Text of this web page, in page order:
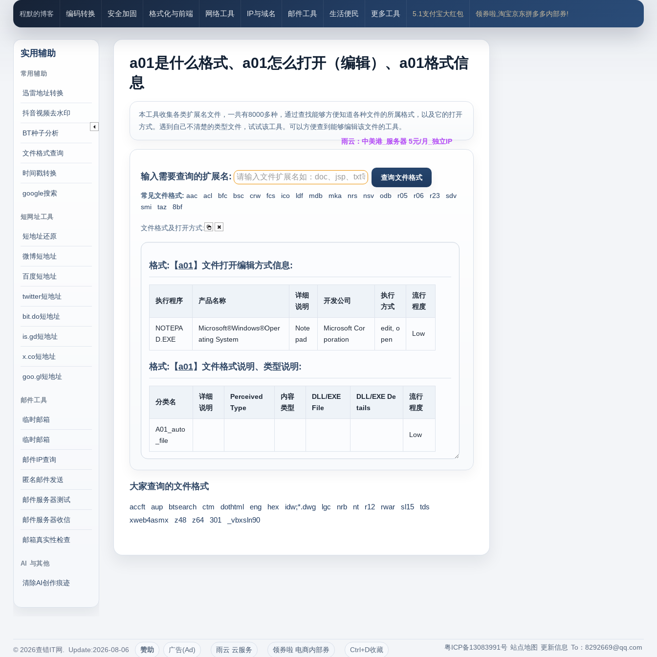
程默的博客 编码转换 安全加固 格式化与前端 网络工具 IP与域名 邮件工具 生活便民 更多工具 5.1支付宝大红包 领券啦,淘宝京东拼多多内部券!
实用辅助
常用辅助
迅雷地址转换
抖音视频去水印
BT种子分析
文件格式查询
时间戳转换
google搜索
短网址工具
短地址还原
微博短地址
百度短地址
twitter短地址
bit.do短地址
is.gd短地址
x.co短地址
goo.gl短地址
邮件工具
临时邮箱
临时邮箱
邮件IP查询
匿名邮件发送
邮件服务器测试
邮件服务器收信
邮箱真实性检查
AI 与其他
清除AI创作痕迹
a01是什么格式、a01怎么打开（编辑）、a01格式信
息
本工具收集各类扩展名文件，一共有8000多种，通过查找能够方便知道各种文件的所属格式，以及它的打开
方式。遇到自己不清楚的类型文件，试试该工具。可以方便查到能够编辑该文件的工具。
雨云：中美港_服务器 5元/月_独立IP
输入需要查询的扩展名:
常见文件格式: aac acl bfc bsc crw fcs ico ldf mdb mka nrs nsv odb r05 r06 r23
sdv
smi
taz 8bf
文件格式及打开方式:
格式:【a01】文件打开编辑方式信息:
执行程序 产品名称
详细
说明
开发公司
执行
方式
流行
程度
NOTEPA
D.EXE
Microsoft®Windows®Oper
ating System
Note
pad
Microsoft Cor
poration
edit, o
pen
Low
格式:【a01】文件格式说明、类型说明:
分类名
详细
说明
Perceived
Type
内容
类型
DLL/EXE
File
DLL/EXE De
tails
流行
程度
A01_auto
_file
Low
大家查询的文件格式
accft aup btsearch ctm dothtml eng hex idw;*.dwg lgc nrb nt r12 rwar sl15
tds
xweb4asmx
z48 z64 301 _vbxsln90
© 2026查错IT网. Update:2026-08-06 赞助 广告(Ad) 雨云 云服务 领券啦 电商内部券 Ctrl+D收藏 To：8292669@qq.com
更新信息
站点地图
粤ICP备13083991号